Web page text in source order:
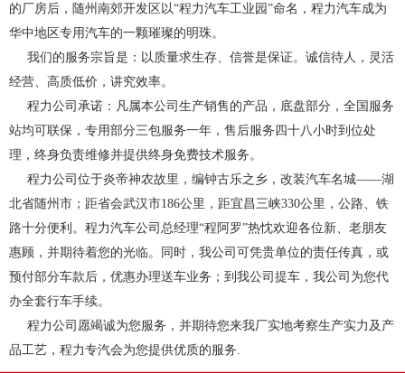
的厂房后，随州南郊开发区以“程力汽车工业园”命名，程力汽车成为
华中地区专用汽车的一颗璀璨的明珠。
我们的服务宗旨是：以质量求生存、信誉是保证。诚信待人，灵活
经营、高质低价，讲究效率。
程力公司承诺：凡属本公司生产销售的产品，底盘部分，全国服务
站均可联保，专用部分三包服务一年，售后服务四十八小时到位处
理，终身负责维修并提供终身免费技术服务。
程力公司位于炎帝神农故里，编钟古乐之乡，改装汽车名城——湖
北省随州市；距省会武汉市186公里，距宜昌三峡330公里，公路、铁
路十分便利。程力汽车公司总经理“程阿罗”热忱欢迎各位新、老朋友
惠顾，并期待着您的光临。同时，我公司可凭贵单位的责任传真，或
预付部分车款后，优惠办理送车业务；到我公司提车，我公司为您代
办全套行车手续。
程力公司愿竭诚为您服务，并期待您来我厂实地考察生产实力及产
品工艺，程力专汽会为您提供优质的服务.